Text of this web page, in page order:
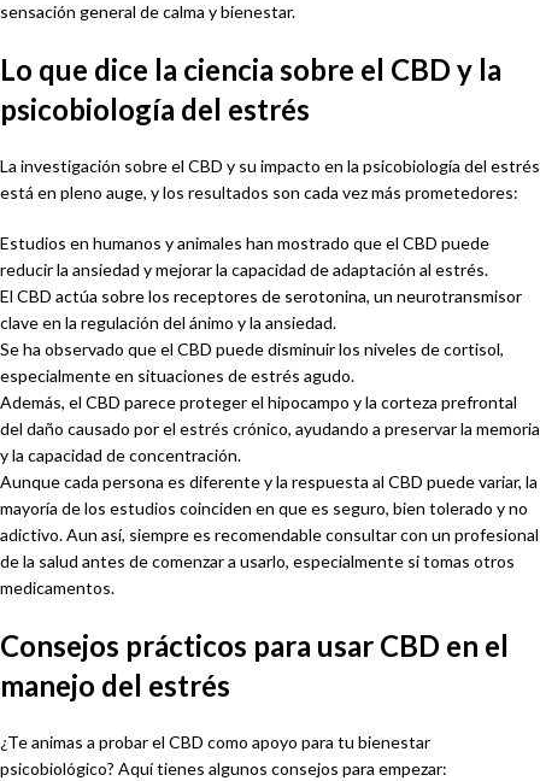
sensación general de calma y bienestar.
Lo que dice la ciencia sobre el CBD y la
psicobiología del estrés
La investigación sobre el CBD y su impacto en la psicobiología del estrés
está en pleno auge, y los resultados son cada vez más prometedores:
Estudios en humanos y animales han mostrado que el CBD puede
reducir la ansiedad y mejorar la capacidad de adaptación al estrés.
El CBD actúa sobre los receptores de serotonina, un neurotransmisor
clave en la regulación del ánimo y la ansiedad.
Se ha observado que el CBD puede disminuir los niveles de cortisol,
especialmente en situaciones de estrés agudo.
Además, el CBD parece proteger el hipocampo y la corteza prefrontal
del daño causado por el estrés crónico, ayudando a preservar la memoria
y la capacidad de concentración.
Aunque cada persona es diferente y la respuesta al CBD puede variar, la
mayoría de los estudios coinciden en que es seguro, bien tolerado y no
adictivo. Aun así, siempre es recomendable consultar con un profesional
de la salud antes de comenzar a usarlo, especialmente si tomas otros
medicamentos.
Consejos prácticos para usar CBD en el
manejo del estrés
¿Te animas a probar el CBD como apoyo para tu bienestar
psicobiológico? Aquí tienes algunos consejos para empezar: